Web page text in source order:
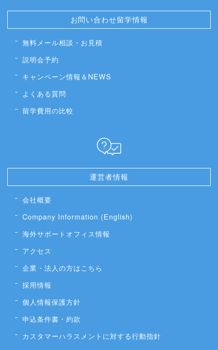
お問い合わせ留学情報
無料メール相談・お見積
説明会予約
キャンペーン情報＆NEWS
よくある質問
留学費用の比較
運営者情報
会社概要
Company Information (English)
海外サポートオフィス情報
アクセス
企業・法人の方はこちら
採用情報
個人情報保護方針
申込条件書・約款
カスタマーハラスメントに対する行動指針